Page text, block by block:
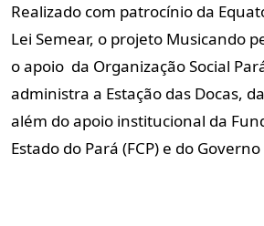
Realizado com patrocínio da
Lei Semear, o projeto Musicando
o apoio da Organização Social
administra a Estação das Docas,
além do apoio institucional da
Estado do Pará (FCP) e do